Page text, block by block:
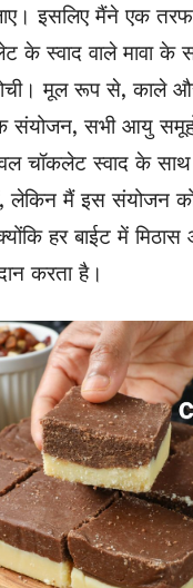
इसलिए मैंने एक तरफ
के स्वाद वाले मावा के
मूल रूप से, काले
संयोजन, सभी आयु
चॉकलेट स्वाद के साथ
लेकिन मैं इस संयोजन
हर बाईट में
करता है।